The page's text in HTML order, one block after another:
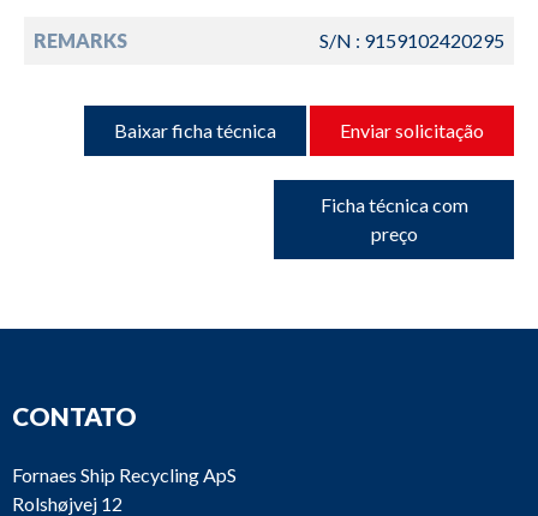
REMARKS S/N : 9159102420295
Baixar ficha técnica Enviar solicitação
Ficha técnica com
preço
CONTATO
Fornaes Ship Recycling ApS
Rolshøjvej 12